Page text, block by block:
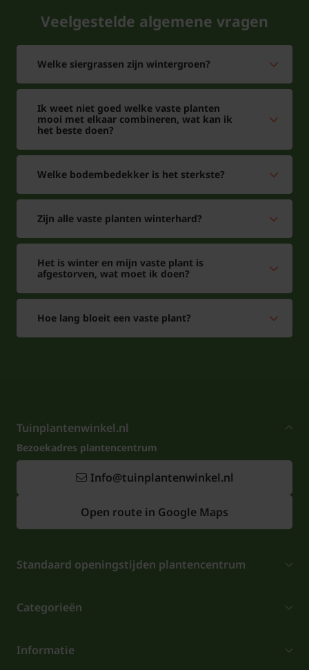
Veelgestelde algemene vragen
Welke siergrassen zijn wintergroen?
Ik weet niet goed welke vaste planten
mooi met elkaar combineren, wat kan ik
het beste doen?
Welke bodembedekker is het sterkste?
Zijn alle vaste planten winterhard?
Het is winter en mijn vaste plant is
afgestorven, wat moet ik doen?
Hoe lang bloeit een vaste plant?
Tuinplantenwinkel.nl
Bezoekadres plantencentrum
Info@tuinplantenwinkel.nl
Open route in Google Maps
Standaard openingstijden plantencentrum
Categorieën
Informatie